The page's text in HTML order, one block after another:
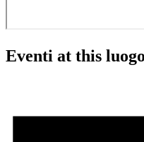
Eventi at this luogo